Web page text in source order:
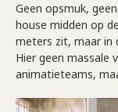
Geen opsmuk,
house midden op
meters zit, maar in
Hier geen massale
animatieteams,